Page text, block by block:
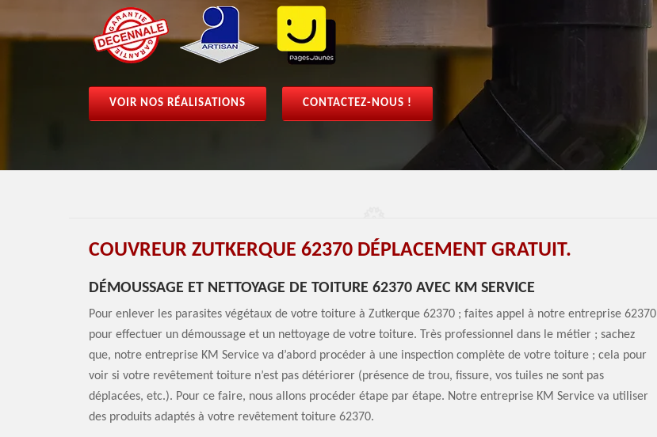
VOIR NOS RÉALISATIONS CONTACTEZ-NOUS !
COUVREUR ZUTKERQUE 62370 DÉPLACEMENT GRATUIT.
DÉMOUSSAGE ET NETTOYAGE DE TOITURE 62370 AVEC KM SERVICE
Pour enlever les parasites végétaux de votre toiture à Zutkerque 62370 ; faites appel à notre entreprise 62370
pour effectuer un démoussage et un nettoyage de votre toiture. Très professionnel dans le métier ; sachez
que, notre entreprise KM Service va d’abord procéder à une inspection complète de votre toiture ; cela pour
voir si votre revêtement toiture n’est pas détériorer (présence de trou, fissure, vos tuiles ne sont pas
déplacées, etc.). Pour ce faire, nous allons procéder étape par étape. Notre entreprise KM Service va utiliser
des produits adaptés à votre revêtement toiture 62370.